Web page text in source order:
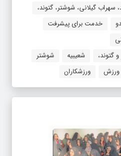
سهراب گیلانی، شوشتر، گتوند،
خدمت برای پیشرفت
گتوند،
شعیبیه
شوشتر
ورزش ورزشکاران